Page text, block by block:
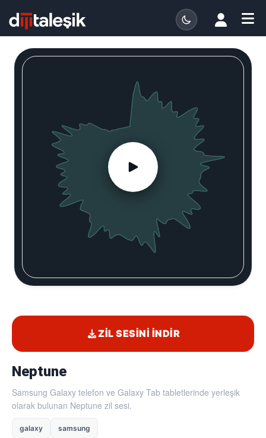
Neptune
Samsung Galaxy telefon ve Galaxy Tab tabletlerinde yerleşik
olarak bulunan Neptune zil sesi.
galaxy samsung
ZIL SESINI İNDIR